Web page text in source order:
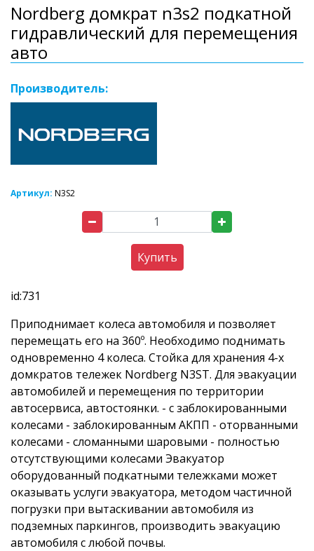
Nordberg домкрат n3s2 подкатной
гидравлический для перемещения
авто
Производитель:
Артикул: N3S2
Купить
id:731
Приподнимает колеса автомобиля и позволяет
перемещать его на 360º. Необходимо поднимать
одновременно 4 колеса. Стойка для хранения 4-х
домкратов тележек Nordberg N3ST. Для эвакуации
автомобилей и перемещения по территории
автосервиса, автостоянки. - с заблокированными
колесами - заблокированным АКПП - оторванными
колесами - сломанными шаровыми - полностью
отсутствующими колесами Эвакуатор
оборудованный подкатными тележками может
оказывать услуги эвакуатора, методом частичной
погрузки при вытаскивании автомобиля из
подземных паркингов, производить эвакуацию
автомобиля с любой почвы.